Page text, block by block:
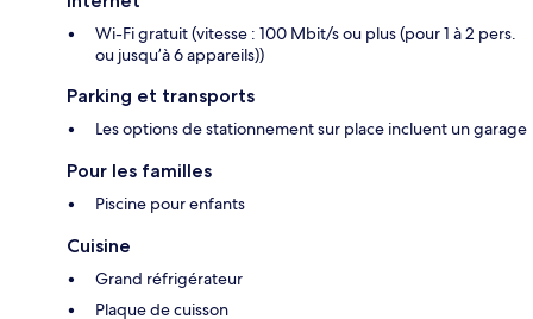
Wi-Fi gratuit (vitesse : 100 Mbit/s ou plus (pour 1 à 2 pers.
ou jusqu’à 6 appareils))
Parking et transports
Les options de stationnement sur place incluent un garage
Pour les familles
Piscine pour enfants
Cuisine
Grand réfrigérateur
Plaque de cuisson